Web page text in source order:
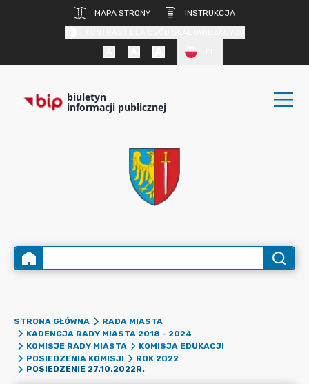
MAPA STRONY
INSTRUKCJA
biuletyn
informacji publicznej
STRONA GŁÓWNA
RADA MIASTA
KADENCJA RADY MIASTA 2018 - 2024
KOMISJE RADY MIASTA
KOMISJA EDUKACJI
POSIEDZENIA KOMISJI
ROK 2022
POSIEDZENIE 27.10.2022R.